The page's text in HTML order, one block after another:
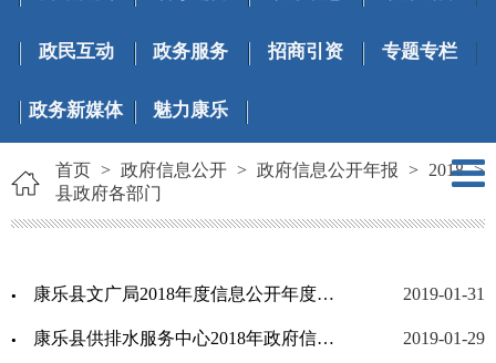
政民互动 政务服务 招商引资 专题专栏
政务新媒体 魅力康乐
首页 > 政府信息公开 > 政府信息公开年报 > 2018 >
县政府各部门
康乐县文广局2018年度信息公开年度报告 2019-01-31
康乐县供排水服务中心2018年政府信息公开工作年度报告 2019-01-29